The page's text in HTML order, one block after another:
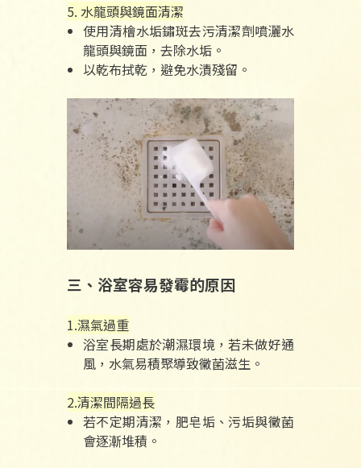
5. 水龍頭與鏡面清潔
使用清檜水垢鏽斑去污清潔劑噴灑水
龍頭與鏡面，去除水垢。
以乾布拭乾，避免水漬殘留。
三、浴室容易發霉的原因
1.濕氣過重
浴室長期處於潮濕環境，若未做好通
風，水氣易積聚導致黴菌滋生。
2.清潔間隔過長
若不定期清潔，肥皂垢、污垢與黴菌
會逐漸堆積。